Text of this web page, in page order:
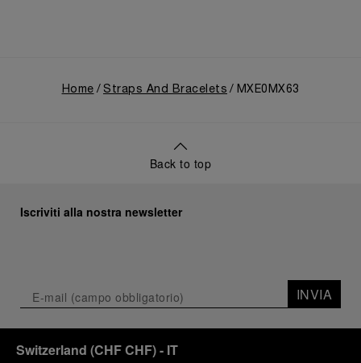
Home Straps And Bracelets MXE0MX63
Back to top
Iscriviti alla nostra newsletter
INVIA
Switzerland (CHF CHF)- IT